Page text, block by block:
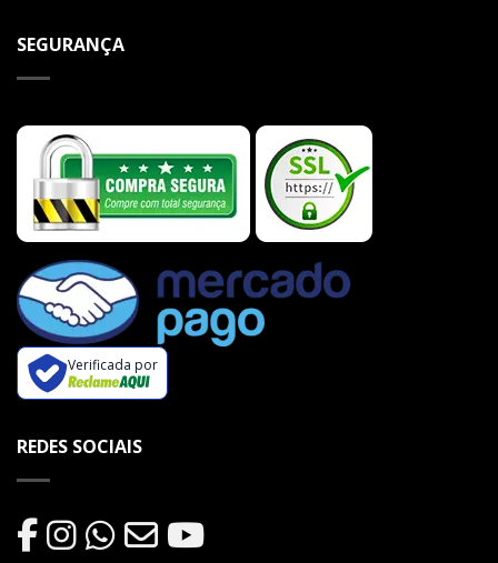
SEGURANÇA
Verificada por
REDES SOCIAIS